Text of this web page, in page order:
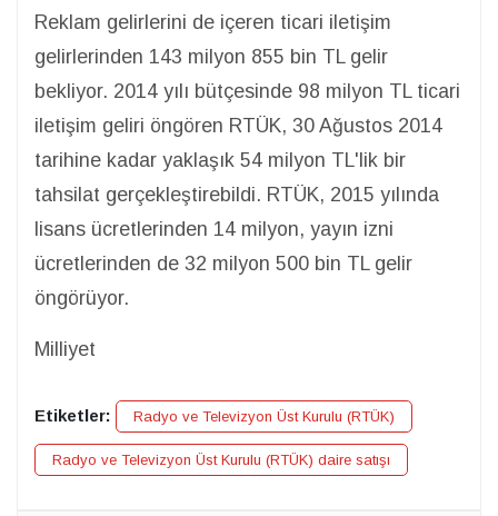
Reklam gelirlerini de içeren ticari iletişim
gelirlerinden 143 milyon 855 bin TL gelir
bekliyor. 2014 yılı bütçesinde 98 milyon TL ticari
iletişim geliri öngören RTÜK, 30 Ağustos 2014
tarihine kadar yaklaşık 54 milyon TL'lik bir
tahsilat gerçekleştirebildi. RTÜK, 2015 yılında
lisans ücretlerinden 14 milyon, yayın izni
ücretlerinden de 32 milyon 500 bin TL gelir
öngörüyor.
Milliyet
Etiketler: Radyo ve Televizyon Üst Kurulu (RTÜK)
Radyo ve Televizyon Üst Kurulu (RTÜK) daire satışı